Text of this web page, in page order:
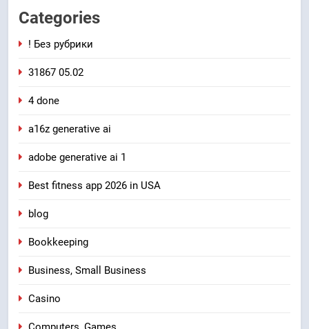
Categories
! Без рубрики
31867 05.02
4 done
a16z generative ai
adobe generative ai 1
Best fitness app 2026 in USA
blog
Bookkeeping
Business, Small Business
Casino